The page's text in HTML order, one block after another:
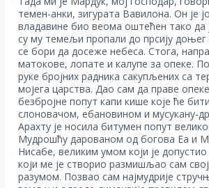
темен-анки, зигурата Вавилона. Он је
владавине био веома оштећен тако да
су му темељи пропали до прсију доњег
се бори да досеже небеса. Стога,
матокове, лопате и калупе за опеке.
руке бројних радника сакупљених са
мојега царства. Дао сам да праве
безбројне попут капи кише које ће
слоновачом, ебановином и мусукану-
Арахту је носила битумен попут
Мудрошћу дарованом од богова Еа и
Нисабе, великим умом који је
који ме је створио размишљао сам
разумом. Позвао сам најмудрије